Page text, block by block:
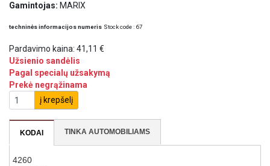
Gamintojas: MARIX
techninės informacijos numeris Stock code : 67
Pardavimo kaina: 41,11 €
Užsienio sandėlis
Pagal specialų užsakymą
Prekė negrąžinama
į krepšelį
KODAI TINKA AUTOMOBILIAMS
4260